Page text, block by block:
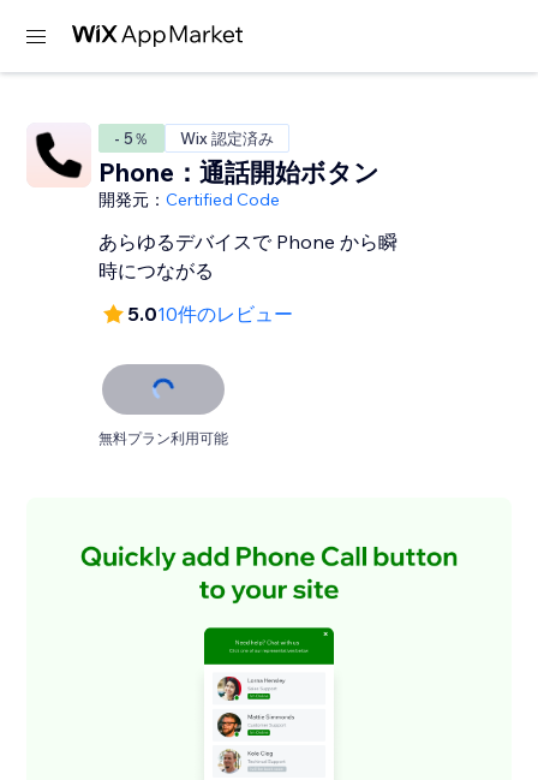
- 5％ Wix 認定済み
Phone：通話開始ボタン
開発元：Certified Code
あらゆるデバイスで Phone から瞬
時につながる
5.010件のレビュー
無料プラン利用可能